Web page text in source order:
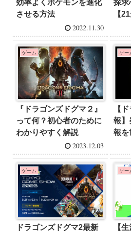
効率よくポケモンを進化
させる方法
2022.11.30
探求
【
ゲーム
『ドラゴンズドグマ２』
って何？初心者のために
わかりやすく解説
2023.12.03
ゲー
【
報】
報を
ゲーム
ドラゴンズドグマ2最新
ゲー
【